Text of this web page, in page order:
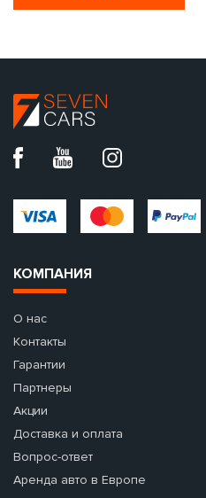
КОМПАНИЯ
О нас
Контакты
Гарантии
Партнеры
Акции
Доставка и оплата
Вопрос-ответ
Аренда авто в Европе